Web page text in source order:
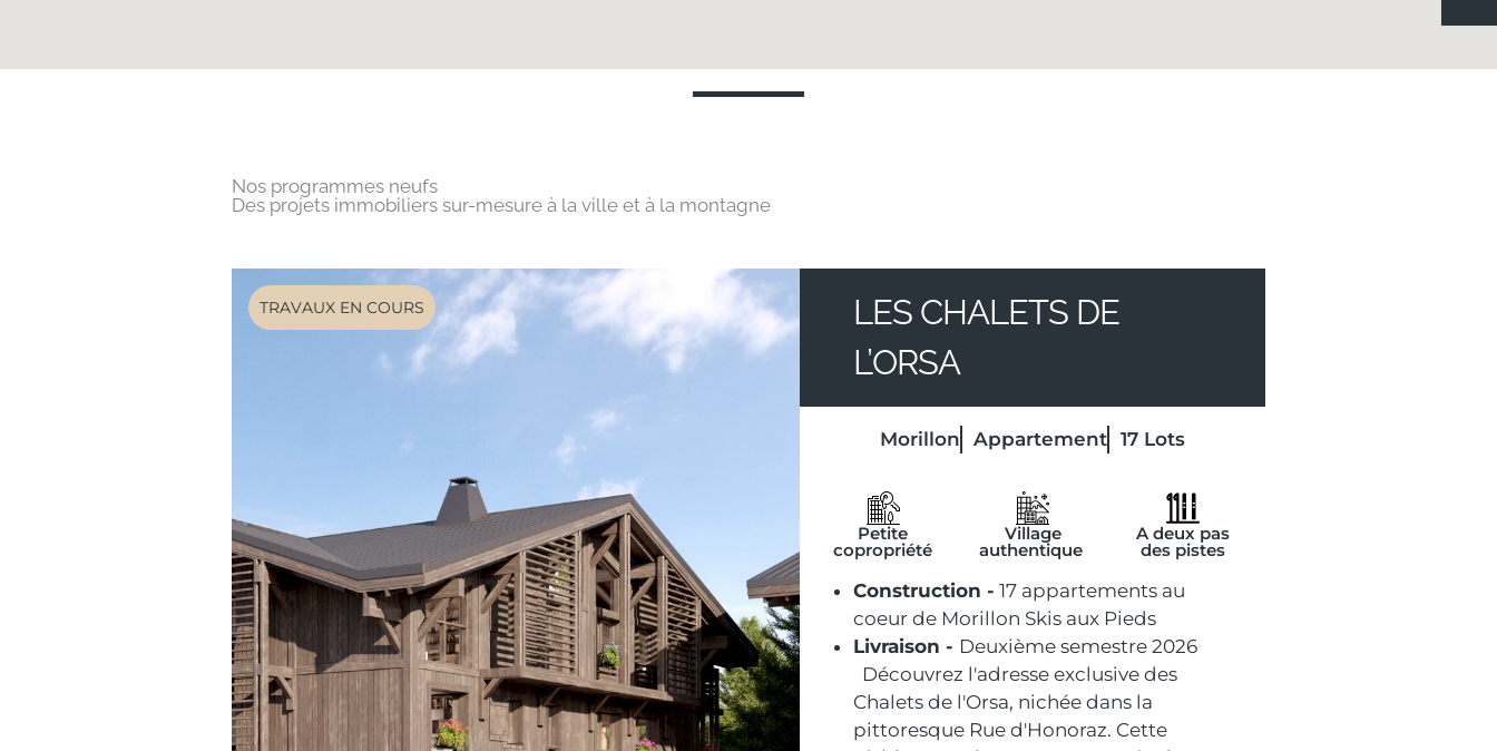
Nos programmes neufs
Des projets immobiliers sur-mesure à la ville et à la montagne
TRAVAUX EN COURS
LES CHALETS DE
L’ORSA
Morillon Appartement 17 Lots
Petite
copropriété
Village
authentique
A deux pas
des pistes
Construction - 17 appartements au
coeur de Morillon Skis aux Pieds
Livraison - Deuxième semestre 2026
Découvrez l'adresse exclusive des
Chalets de l'Orsa, nichée dans la
pittoresque Rue d'Honoraz. Cette